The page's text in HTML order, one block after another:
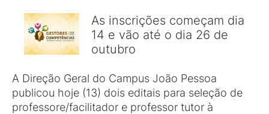
As inscrições começam dia
14 e vão até o dia 26 de
outubro
A Direção Geral do Campus João Pessoa
publicou hoje (13) dois editais para seleção de
professore/facilitador e professor tutor à